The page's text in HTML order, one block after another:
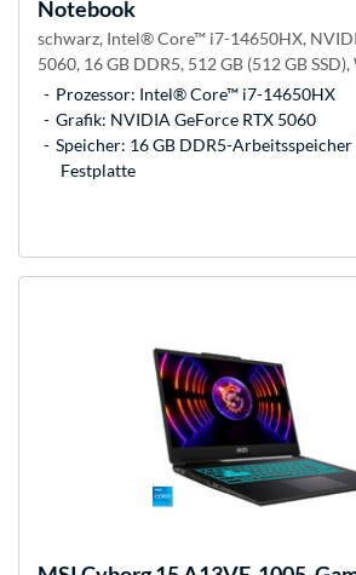
Notebook
schwarz, Intel® Core™ i7-14650HX,
5060, 16 GB DDR5, 512 GB (512 GB
Prozessor: Intel® Core™ i7-14650HX
Grafik: NVIDIA GeForce RTX 5060
Speicher: 16 GB DDR5-Arbeitsspeicher
Festplatte